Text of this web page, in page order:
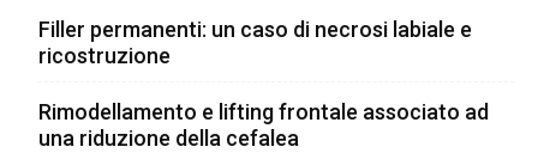
Filler permanenti: un caso di necrosi labiale e
ricostruzione
Rimodellamento e lifting frontale associato ad
una riduzione della cefalea